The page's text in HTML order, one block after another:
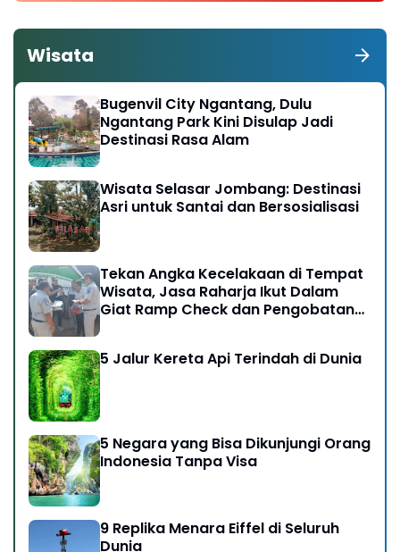
Wisata
Bugenvil City Ngantang, Dulu
Ngantang Park Kini Disulap Jadi
Destinasi Rasa Alam
Wisata Selasar Jombang: Destinasi
Asri untuk Santai dan Bersosialisasi
Tekan Angka Kecelakaan di Tempat
Wisata, Jasa Raharja Ikut Dalam
Giat Ramp Check dan Pengobatan
5 Jalur Kereta Api Terindah di Dunia
5 Negara yang Bisa Dikunjungi Orang
Indonesia Tanpa Visa
9 Replika Menara Eiffel di Seluruh
Dunia